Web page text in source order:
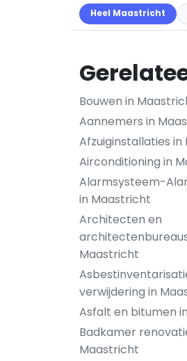
Heel Maastricht
Bouwen in
Aannemers in
Afzuiginstallaties
Airconditioning in
Alarmsysteem-
in Maastricht
Architecten en
Maastricht
verwijdering in
Asfalt en bitumen
Badkamer
Maastricht